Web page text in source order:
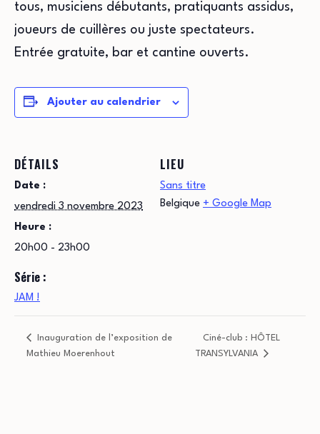
tous, musiciens débutants, pratiquants assidus,
joueurs de cuillères ou juste spectateurs.
Entrée gratuite, bar et cantine ouverts.
Ajouter au calendrier
DÉTAILS
Date :
vendredi 3 novembre 2023
Heure :
20h00 - 23h00
Série :
JAM !
LIEU
Sans titre
Belgique + Google Map
Inauguration de l’exposition de
Mathieu Moerenhout
Ciné-club : HÔTEL
TRANSYLVANIA